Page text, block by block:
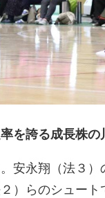
を誇る成長株の
安永翔（法３
２）らのシュー